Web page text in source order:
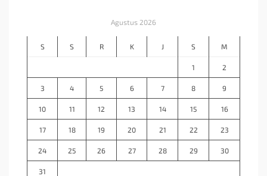
Agustus 2026
S S R K J S M
1 2
3 4 5 6 7 8 9
10 11 12 13 14 15 16
17 18 19 20 21 22 23
24 25 26 27 28 29 30
31